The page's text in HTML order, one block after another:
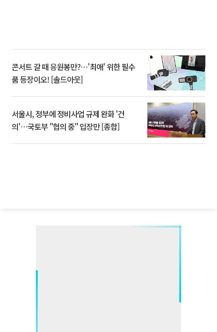
콘서트 갈 때 응원봉만?⋯'최애' 위한 필수
품 등장이오! [솔드아웃]
서울시, 정부에 정비사업 규제 완화 '건
의'⋯국토부 "협의 중" 입장만 [종합]